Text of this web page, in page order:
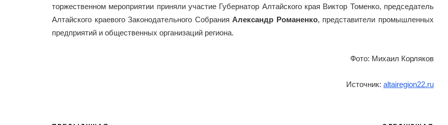
торжественном мероприятии приняли участие Губернатор Алтайского края Виктор Томенко, председатель
Алтайского краевого Законодательного СобранияАлександр Романенко, представители промышленных
предприятий и общественных организаций региона.
Фото: Михаил Корляков
Источник: altairegion22.ru